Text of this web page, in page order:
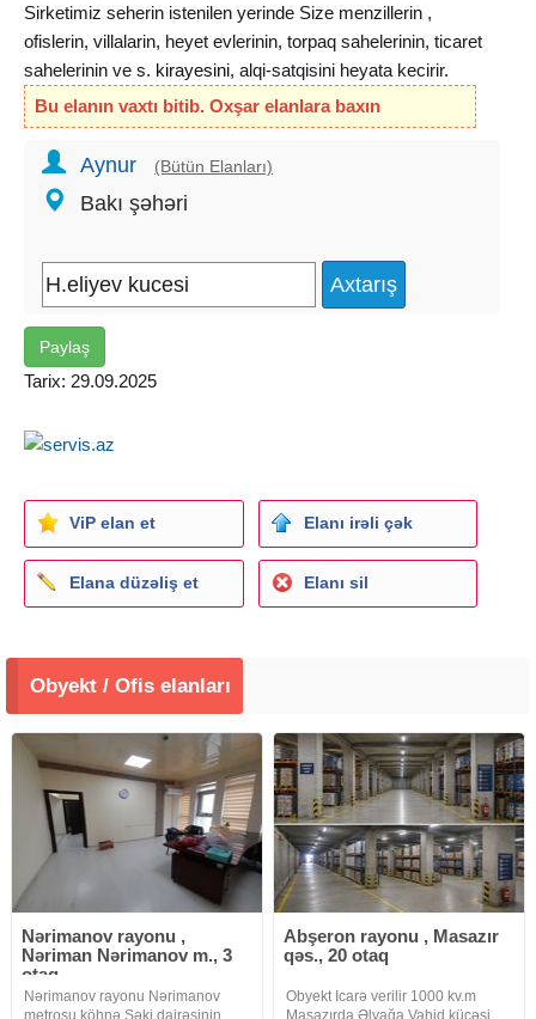
Sirketimiz seherin istenilen yerinde Size menzillerin ,
ofislerin, villalarin, heyet evlerinin, torpaq sahelerinin, ticaret
sahelerinin ve s. kirayesini, alqi-satqisini heyata kecirir.
Bu elanın vaxtı bitib. Oxşar elanlara baxın
Aynur (Bütün Elanları)
Bakı şəhəri
Paylaş
Tarix: 29.09.2025
ViP elan et Elanı irəli çək
Elana düzəliş et Elanı sil
Obyekt / Ofis elanları
Nərimanov rayonu ,
Nəriman Nərimanov m., 3
otaq
Nərimanov rayonu Nərimanov
metrosu köhnə Şəki dairəsinin
Abşeron rayonu , Masazır
qəs., 20 otaq
Obyekt Icarə verilir 1000 kv.m
Masazırda Əlyağa Vahid küçəsi